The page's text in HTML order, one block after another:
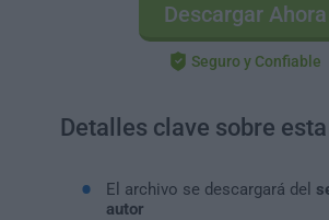
Descargar Ahora
Seguro y Confiable
Detalles clave sobre
El archivo se descargará del
autor